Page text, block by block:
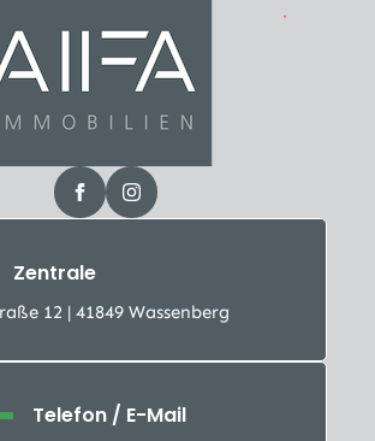
Zentrale
12 | 41849 Wassenberg
Telefon / E-Mail